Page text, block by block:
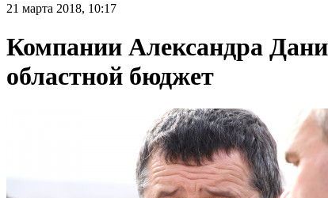
21 марта 2018, 10:17
Компании Александра
областной бюджет